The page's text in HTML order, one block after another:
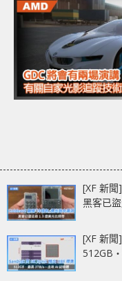
[XF 新
黑客已
[XF 新